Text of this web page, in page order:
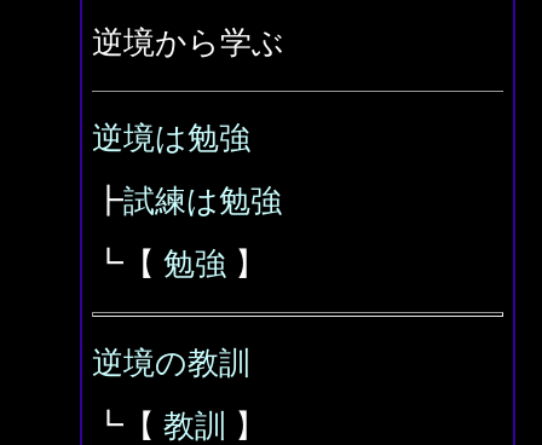
逆境から学ぶ
逆境は勉強
┣試練は勉強
┗【 勉強 】
逆境の教訓
┗【 教訓 】